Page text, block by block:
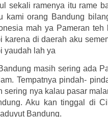
sekali ramenya itu rame
kami orang Bandung
mah ya Pameran
karena di daerah aku
yaudah lah ya
masih sering ada
Tempatnya pindah-
sering nya kalau pasar
Aku kan tinggal di
Bandung.